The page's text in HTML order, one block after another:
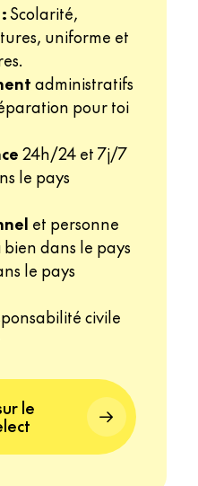
:Scolarité,
uniforme et
administratifs
pour toi
24h/24 et 7j/7
le pays
et personne
dans le pays
le pays
civile
le